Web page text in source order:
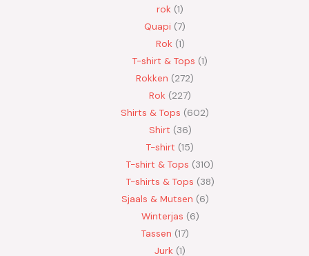
rok 1
Quapi 7
Rok 1
T-shirt & Tops 1
Rokken 272
Rok 227
Shirts & Tops 602
Shirt 36
T-shirt 15
T-shirt & Tops 310
T-shirts & Tops 38
Sjaals & Mutsen 6
Winterjas 6
Tassen 17
Jurk 1